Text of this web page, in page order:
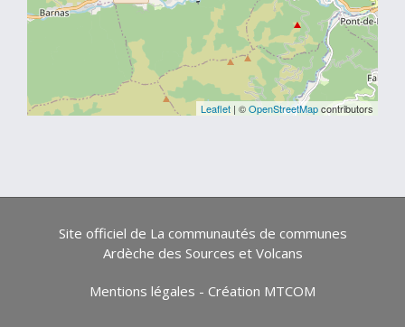
Leaflet | ©OpenStreetMapcontributors
Site officiel de La communautés de communes
Ardèche des Sources et Volcans
Mentions légales - Création MTCOM